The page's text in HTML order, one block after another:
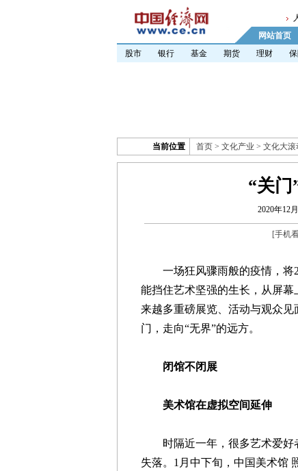
网站首页
股市
银行 基金 期货 理财
当前位置 首页 > 文化产业 > 文化大滚
“关门
2020年12
[手机
一场狂风骤雨般的疫情，将
能挡住艺术坚强的生长，从屏
来越多重磅展览、活动与观众
门，走向“无界”的远方。
闭馆不闭展
美术馆在虚拟空间延伸
时隔近一年，很多艺术爱好
失落。1月中下旬，中国美术馆